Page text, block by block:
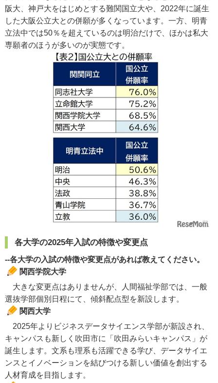
阪大、神戸大をはじめとする難関国立大や、2022年に誕生
した大阪公立大との併願が多くなっています。一方、明青
立法中では50％を超えているのは明治だけで、ほかは私大
専願者のほうが多いのが実態です。
各大学の2025年入試の特徴や変更点
--各大学の入試の特徴や変更点があれば教えてください。
関西学院大学
大きな変更点はありませんが、人間福祉学部では、一般
選抜学部個別日程にて、傾斜配点型を新設します。
関西大学
2025年よりビジネスデータサイエンス学部が新設され、
キャンパスも新しく吹田市に「吹田みらいキャンパス」が
誕生します。文系も理系も活躍できる学び、データサイエ
ンスとイノベーションを結びつける新しい価値を創出する
人材育成を目指します。